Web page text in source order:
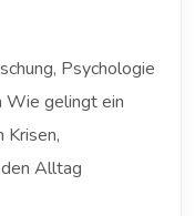
Psychologie
Wie gelingt ein
Krisen,
Alltag